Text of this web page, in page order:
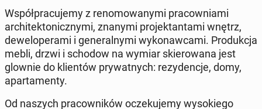
Współpracujemy z renomowanymi pracowniami
architektonicznymi, znanymi projektantami wnętrz,
deweloperami i generalnymi wykonawcami. Produkcja
mebli, drzwi i schodow na wymiar skierowana jest
glownie do klientów prywatnych: rezydencje, domy,
apartamenty.
Od naszych pracowników oczekujemy wysokiego